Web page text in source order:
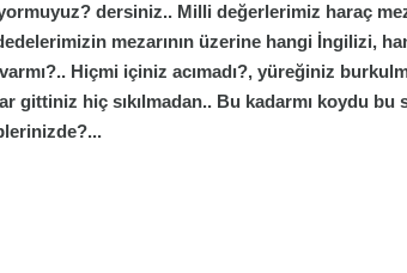
dersiniz.. Milli değerlerimiz haraç
mezarının üzerine hangi İngilizi,
Hiçmi içiniz acımadı?, yüreğiniz
gittiniz hiç sıkılmadan.. Bu kadarmı koydu bu